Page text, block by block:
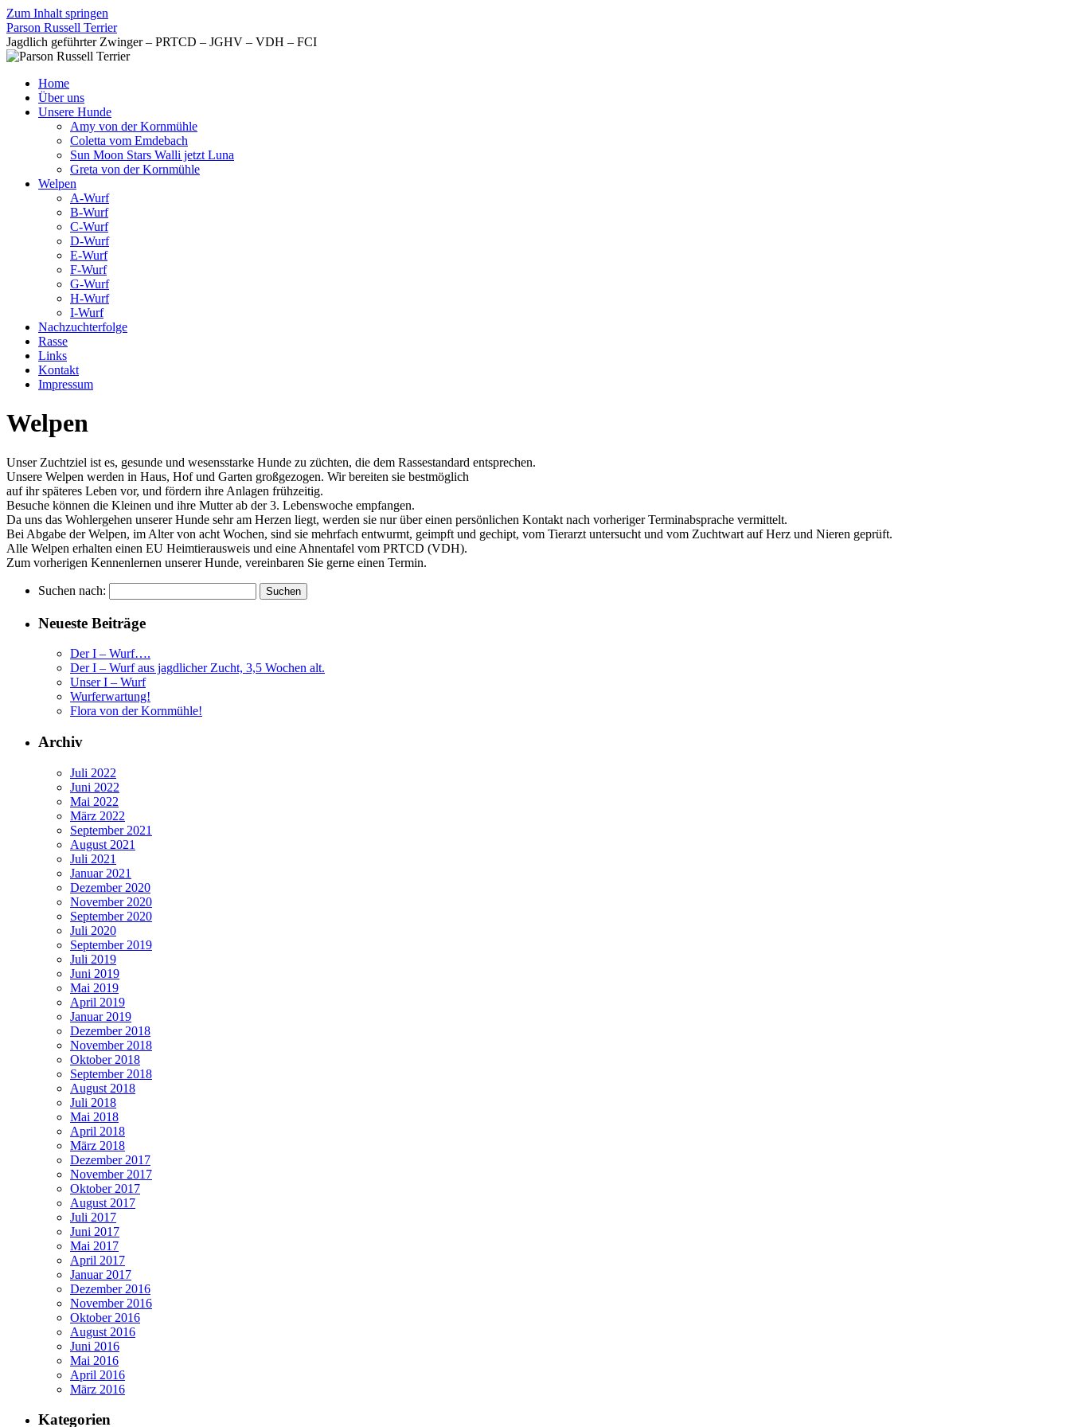
Zum Inhalt springen
Parson Russell Terrier
Jagdlich geführter Zwinger – PRTCD – JGHV – VDH – FCI
Home
Über uns
Unsere Hunde
Amy von der Kornmühle
Coletta vom Emdebach
Sun Moon Stars Walli jetzt Luna
Greta von der Kornmühle
Welpen
A-Wurf
B-Wurf
C-Wurf
D-Wurf
E-Wurf
F-Wurf
G-Wurf
H-Wurf
I-Wurf
Nachzuchterfolge
Rasse
Links
Kontakt
Impressum
Welpen
Unser Zuchtziel ist es, gesunde und wesensstarke Hunde zu züchten, die dem Rassestandard entsprechen.
Unsere Welpen werden in Haus, Hof und Garten großgezogen. Wir bereiten sie bestmöglich
auf ihr späteres Leben vor, und fördern ihre Anlagen frühzeitig.
Besuche können die Kleinen und ihre Mutter ab der 3. Lebenswoche empfangen.
Da uns das Wohlergehen unserer Hunde sehr am Herzen liegt, werden sie nur über einen persönlichen Kontakt nach vorheriger Terminabsprache vermittelt.
Bei Abgabe der Welpen, im Alter von acht Wochen, sind sie mehrfach entwurmt, geimpft und gechipt, vom Tierarzt untersucht und vom Zuchtwart auf Herz und Nieren geprüft.
Alle Welpen erhalten einen EU Heimtierausweis und eine Ahnentafel vom PRTCD (VDH).
Zum vorherigen Kennenlernen unserer Hunde, vereinbaren Sie gerne einen Termin.
Suchen nach:
Neueste Beiträge
Der I – Wurf….
Der I – Wurf aus jagdlicher Zucht, 3,5 Wochen alt.
Unser I – Wurf
Wurferwartung!
Flora von der Kornmühle!
Archiv
Juli 2022
Juni 2022
Mai 2022
März 2022
September 2021
August 2021
Juli 2021
Januar 2021
Dezember 2020
November 2020
September 2020
Juli 2020
September 2019
Juli 2019
Juni 2019
Mai 2019
April 2019
Januar 2019
Dezember 2018
November 2018
Oktober 2018
September 2018
August 2018
Juli 2018
Mai 2018
April 2018
März 2018
Dezember 2017
November 2017
Oktober 2017
August 2017
Juli 2017
Juni 2017
Mai 2017
April 2017
Januar 2017
Dezember 2016
November 2016
Oktober 2016
August 2016
Juni 2016
Mai 2016
April 2016
März 2016
Kategorien